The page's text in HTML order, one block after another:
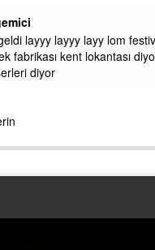
layyy layy lom festivalleri
kent lokantası diyoruz